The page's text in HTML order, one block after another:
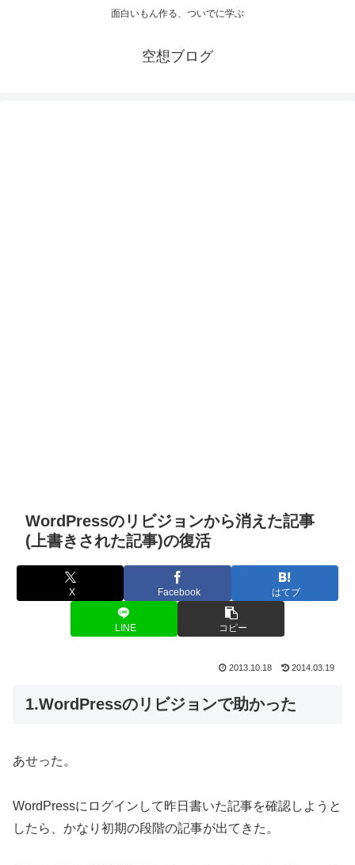
面白いもん作る、ついでに学ぶ
空想ブログ
WordPressのリビジョンから消えた記事
(上書きされた記事)の復活
X Facebook はてブ
LINE コピー
2013.10.18 2014.03.19
1.WordPressのリビジョンで助かった
あせった。
WordPressにログインして昨日書いた記事を確認しようと
したら、かなり初期の段階の記事が出てきた。